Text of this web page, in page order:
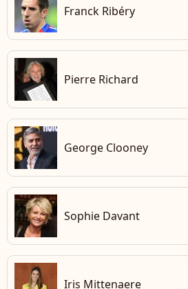
Franck Ribéry
Pierre Richard
George Clooney
Sophie Davant
Iris Mittenaere